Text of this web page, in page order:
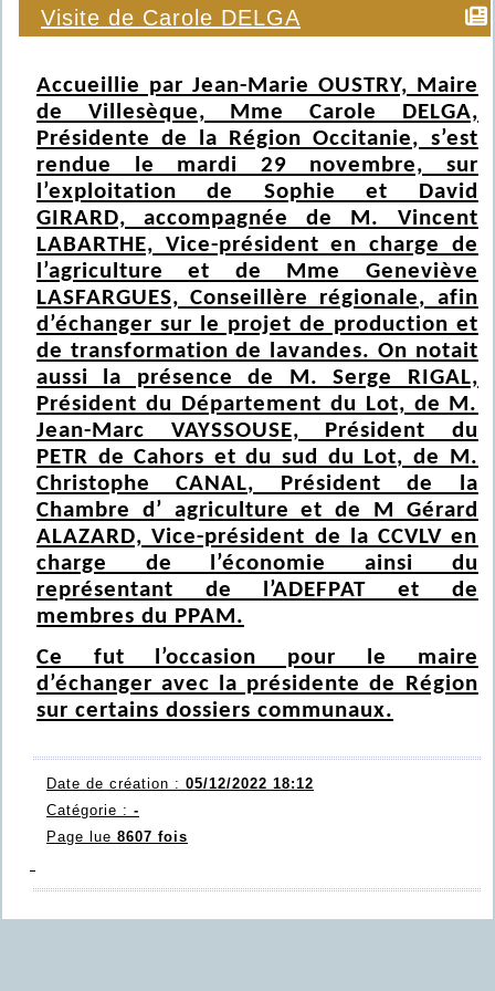
Visite de Carole DELGA
Accueillie par Jean-Marie OUSTRY, Maire
de Villesèque, Mme Carole DELGA,
Présidente de la Région Occitanie, s’est
rendue le mardi 29 novembre, sur
l’exploitation de Sophie et David
GIRARD, accompagnée de M. Vincent
LABARTHE, Vice-président en charge de
l’agriculture et de Mme Geneviève
LASFARGUES, Conseillère régionale, afin
d’échanger sur le projet de production et
de transformation de lavandes. On notait
aussi la présence de M. Serge RIGAL,
Président du Département du Lot, de M.
Jean-Marc VAYSSOUSE, Président du
PETR de Cahors et du sud du Lot, de M.
Christophe CANAL, Président de la
Chambre d’ agriculture et de M Gérard
ALAZARD, Vice-président de la CCVLV en
charge de l’économie ainsi du
représentant de l’ADEFPAT et de
membres du PPAM.
Ce fut l’occasion pour le maire
d’échanger avec la présidente de Région
sur certains dossiers communaux.
Date de création : 05/12/2022 18:12
Catégorie : -
Page lue 8607 fois